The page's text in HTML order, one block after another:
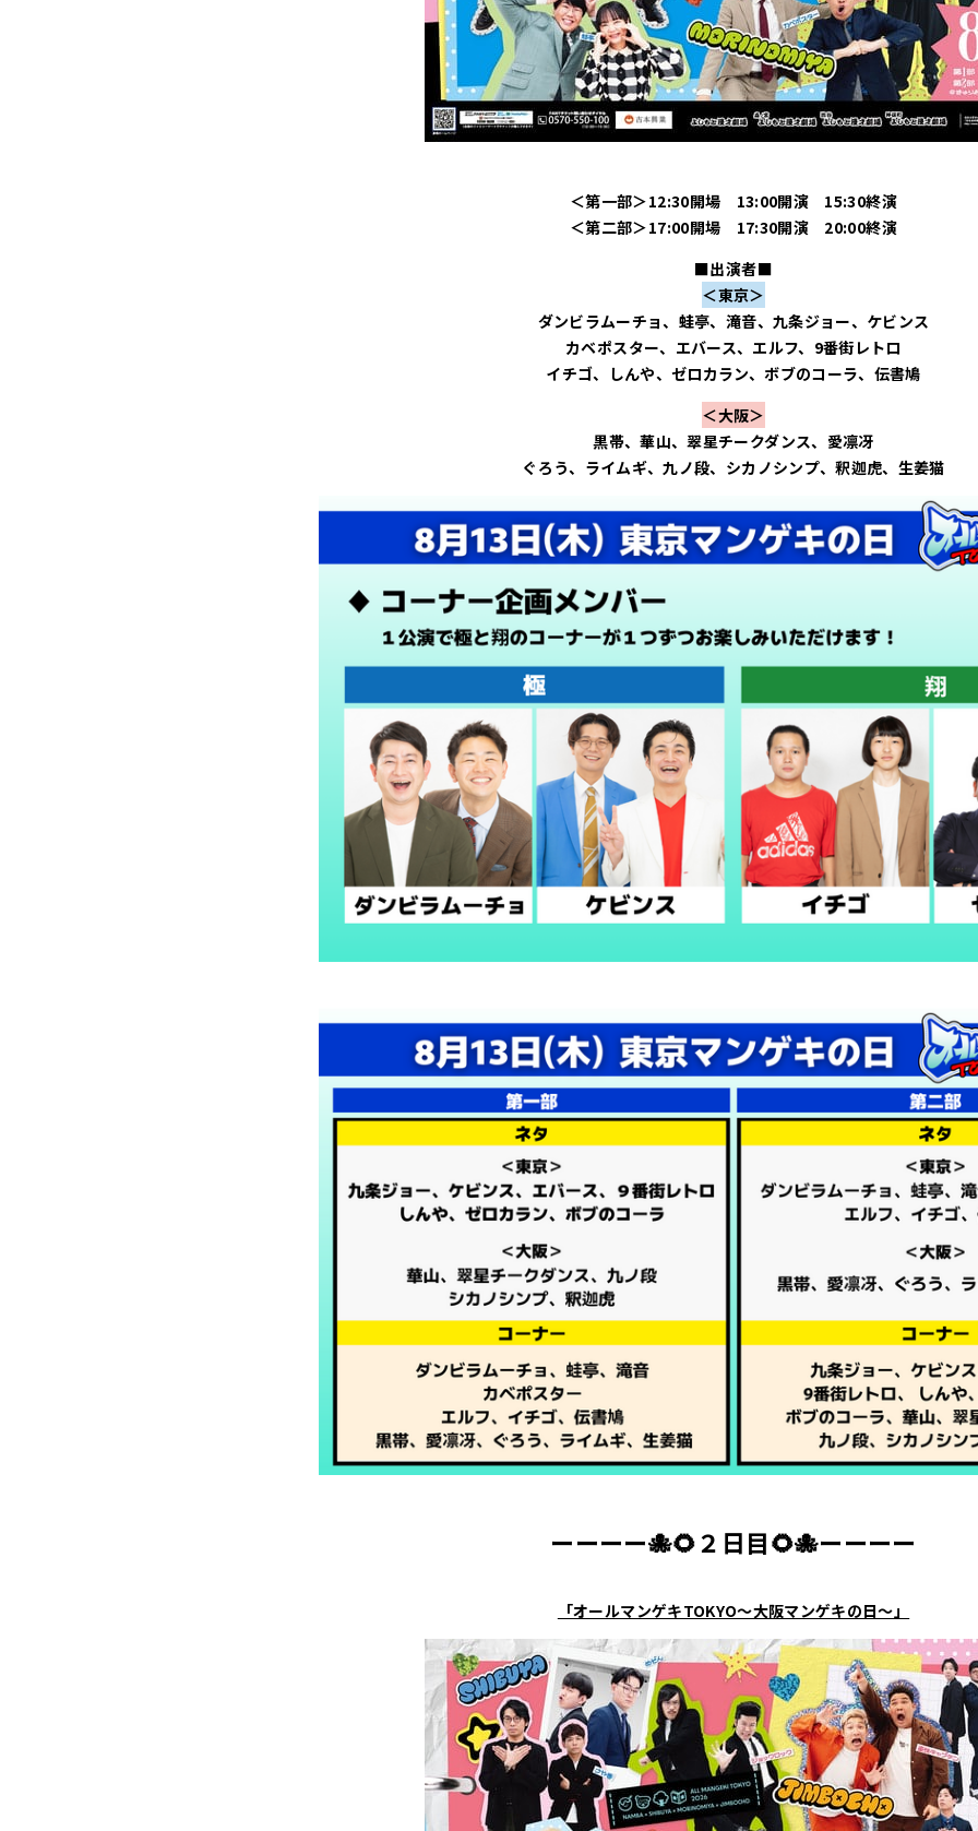
＜第一部＞12:30開場 13:00開演 15:30終演
＜第二部＞17:00開場 17:30開演 20:00終演
■出演者■
＜東京＞
ダンビラムーチョ、蛙亭、滝音、九条ジョー、ケビンス
カベポスター、エバース、エルフ、9番街レトロ
イチゴ、しんや、ゼロカラン、ボブのコーラ、伝書鳩
＜大阪＞
黒帯、華山、翠星チークダンス、愛凛冴
ぐろう、ライムギ、九ノ段、シカノシンプ、釈迦虎、生姜猫
ーーーー🐙🌻２日目🌻🐙ーーーー
「オールマンゲキTOKYO～大阪マンゲキの日～」